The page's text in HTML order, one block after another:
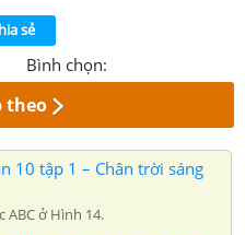
sẻ
Bình chọn:
theo
10 tập 1 – Chân trời sáng
ABC ở Hình 14.